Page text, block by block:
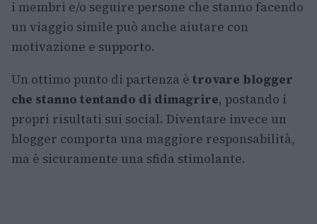
i membri e/o seguire persone che stanno facendo
un viaggio simile può anche aiutare con
motivazione e supporto.
Un ottimo punto di partenza è trovare blogger
che stanno tentando di dimagrire, postando i
propri risultati sui social. Diventare invece un
blogger comporta una maggiore responsabilità,
ma è sicuramente una sfida stimolante.